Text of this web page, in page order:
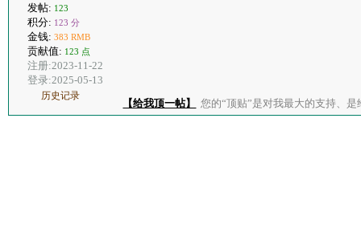
发帖: 123
积分: 123 分
金钱: 383 RMB
贡献值: 123 点
注册:2023-11-22
登录:2025-05-13
历史记录
【给我顶一帖】 您的“顶贴”是对我最大的支持、